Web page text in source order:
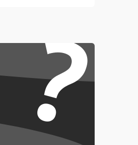
Подробнее →
Подробнее →
Подробнее →
?